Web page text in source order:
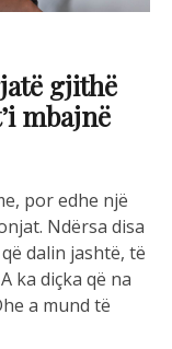
gjithë
mbajnë
por edhe një
Ndërsa disa
dalin jashtë, të
ka diçka që na
a mund të